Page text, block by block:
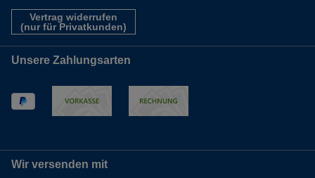
Vertrag widerrufen
(nur für Privatkunden)
Unsere Zahlungsarten
Wir versenden mit